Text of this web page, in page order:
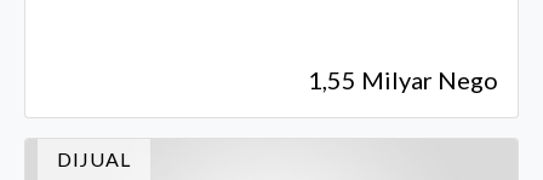
1,55 Milyar Nego
DIJUAL